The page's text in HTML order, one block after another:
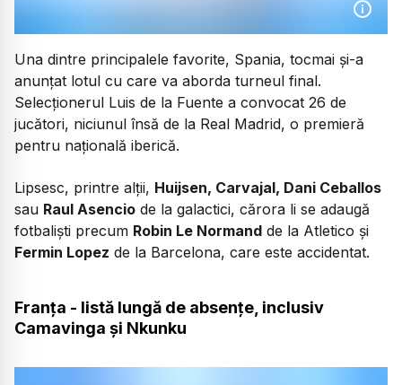
Una dintre principalele favorite, Spania, tocmai și-a
anunțat lotul cu care va aborda turneul final.
Selecționerul Luis de la Fuente a convocat 26 de
jucători, niciunul însă de la Real Madrid, o premieră
pentru națională iberică.
Lipsesc, printre alții, Huijsen, Carvajal, Dani Ceballos
sau Raul Asencio de la galactici, cărora li se adaugă
fotbaliști precum Robin Le Normand de la Atletico și
Fermin Lopez de la Barcelona, care este accidentat.
Franța - listă lungă de absențe, inclusiv
Camavinga și Nkunku